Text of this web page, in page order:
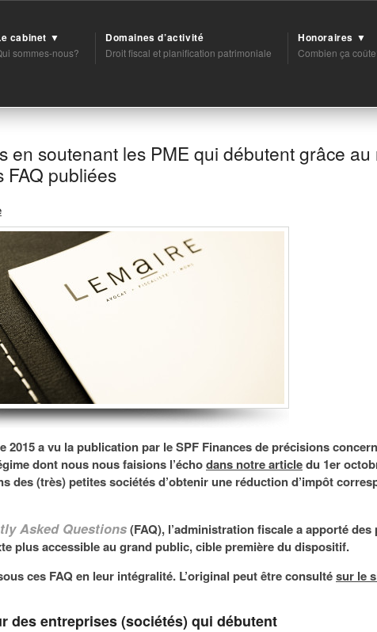
cabinet ▼
sommes-nous?
Domaines d’activité
Droit fiscal et planification patrimoniale
Honoraires ▼
Combien ça
en soutenant les PME qui débutent grâce
FAQ publiées
2015 a vu la publication par le SPF Finances de précisions
dont nous nous faisions l’échodans notre articledu 1er
des (très) petites sociétés d’obtenir une réduction d’impôt
Asked Questions(FAQ), l’administration fiscale a apporté
plus accessible au grand public, cible première du dispositif.
ces FAQ en leur intégralité. L’original peut être consultésur le
des entreprises (sociétés) qui débutent